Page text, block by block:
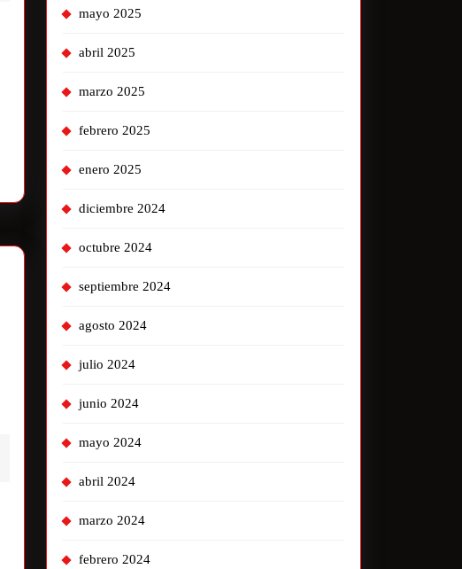
mayo 2025
abril 2025
marzo 2025
febrero 2025
enero 2025
diciembre 2024
octubre 2024
septiembre 2024
agosto 2024
julio 2024
junio 2024
mayo 2024
abril 2024
marzo 2024
febrero 2024